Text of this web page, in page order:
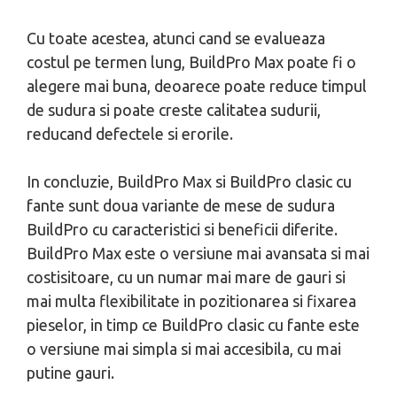
Cu toate acestea, atunci cand se evalueaza
costul pe termen lung, BuildPro Max poate fi o
alegere mai buna, deoarece poate reduce timpul
de sudura si poate creste calitatea sudurii,
reducand defectele si erorile.
In concluzie, BuildPro Max si BuildPro clasic cu
fante sunt doua variante de mese de sudura
BuildPro cu caracteristici si beneficii diferite.
BuildPro Max este o versiune mai avansata si mai
costisitoare, cu un numar mai mare de gauri si
mai multa flexibilitate in pozitionarea si fixarea
pieselor, in timp ce BuildPro clasic cu fante este
o versiune mai simpla si mai accesibila, cu mai
putine gauri.